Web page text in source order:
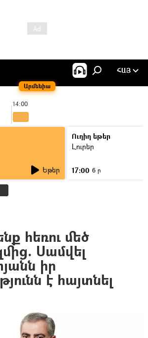
Արմենիա
ՀԱՅ
14:00
Եթեր
Ուղիղ եթեր
Լուրեր
17:00 6 ր
հեռու մեծ
Սամվել
իր
է հայտնել